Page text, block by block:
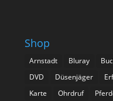
Shop
Arnstadt Bluray
DVD
Düsenjäger
Karte
Ohrdruf